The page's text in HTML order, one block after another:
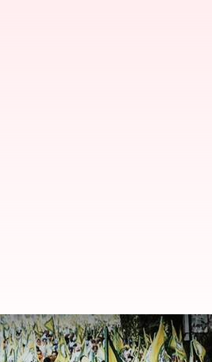
तेज करेंगे किसान,